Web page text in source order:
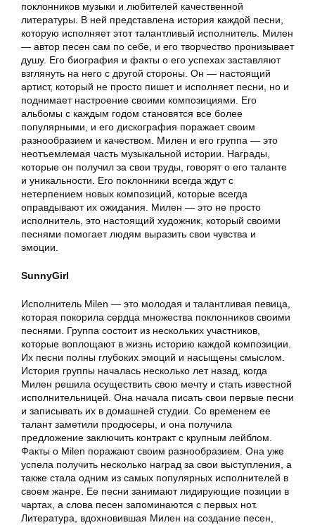
поклонников музыки и любителей качественной
литературы. В ней представлена история каждой песни,
которую исполняет этот талантливый исполнитель. Милен
— автор песен сам по себе, и его творчество пронизывает
душу. Его биография и факты о его успехах заставляют
взглянуть на него с другой стороны. Он — настоящий
артист, который не просто пишет и исполняет песни, но и
поднимает настроение своими композициями. Его
альбомы с каждым годом становятся все более
популярными, и его дискография поражает своим
разнообразием и качеством. Милен и его группа — это
неотъемлемая часть музыкальной истории. Награды,
которые он получил за свои труды, говорят о его таланте
и уникальности. Его поклонники всегда ждут с
нетерпением новых композиций, которые всегда
оправдывают их ожидания. Милен — это не просто
исполнитель, это настоящий художник, который своими
песнями помогает людям выразить свои чувства и
эмоции.
SunnyGirl
Исполнитель Milen — это молодая и талантливая певица,
которая покорила сердца множества поклонников своими
песнями. Группа состоит из нескольких участников,
которые воплощают в жизнь историю каждой композиции.
Их песни полны глубоких эмоций и насыщены смыслом.
История группы началась несколько лет назад, когда
Милен решила осуществить свою мечту и стать известной
исполнительницей. Она начала писать свои первые песни
и записывать их в домашней студии. Со временем ее
талант заметили продюсеры, и она получила
предложение заключить контракт с крупным лейблом.
Факты о Milen поражают своим разнообразием. Она уже
успела получить несколько наград за свои выступления, а
также стала одним из самых популярных исполнителей в
своем жанре. Ее песни занимают лидирующие позиции в
чартах, а слова песен запоминаются с первых нот.
Литература, вдохновившая Милен на создание песен,